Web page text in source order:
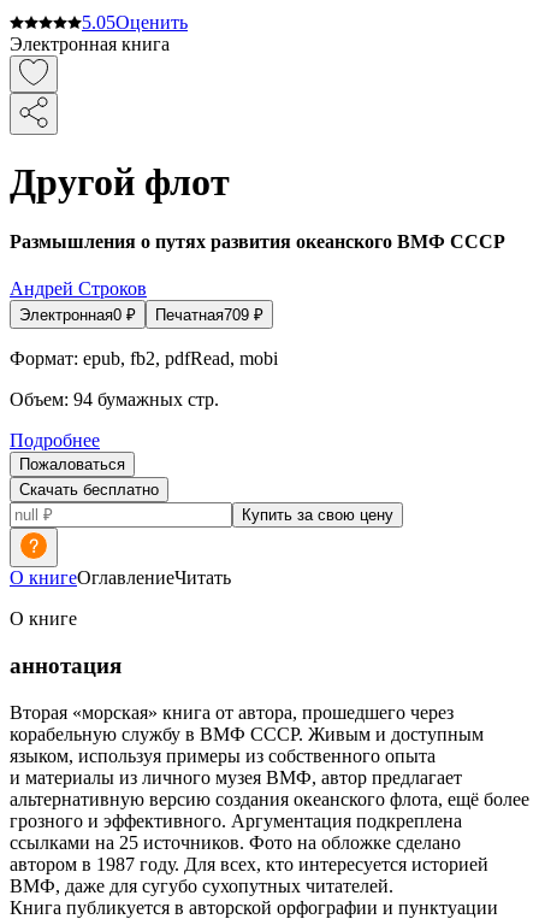
5.05Оценить
Электронная книга
Другой флот
Размышления о путях развития океанского ВМФ СССР
Андрей Строков
Электронная0 ₽ Печатная709 ₽
Формат: epub, fb2, pdfRead, mobi
Объем: 94 бумажных стр.
Подробнее
Пожаловаться
Скачать бесплатно
Купить за свою цену
О книгеОглавлениеЧитать
О книге
аннотация
Вторая «морская» книга от автора, прошедшего через
корабельную службу в ВМФ СССР. Живым и доступным
языком, используя примеры из собственного опыта
и материалы из личного музея ВМФ, автор предлагает
альтернативную версию создания океанского флота, ещё более
грозного и эффективного. Аргументация подкреплена
ссылками на 25 источников. Фото на обложке сделано
автором в 1987 году. Для всех, кто интересуется историей
ВМФ, даже для сугубо сухопутных читателей.
Книга публикуется в авторской орфографии и пунктуации